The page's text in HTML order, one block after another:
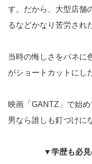
す。だから、大型店舗
るなどかなり苦労され
当時の悔しさをバネに
がショートカットにし
映画「GANTZ」で始
男なら誰しも釘づけに
▼学歴も必